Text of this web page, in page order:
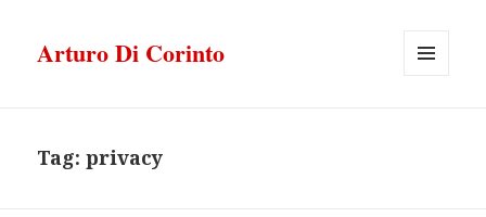
Arturo Di Corinto
Tag:privacy